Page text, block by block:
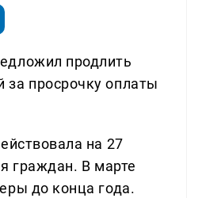
продлить
просрочку оплаты
на 27
граждан. В марте
до конца года.